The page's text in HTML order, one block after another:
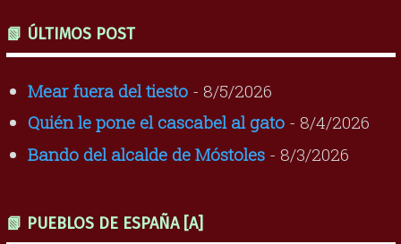
📗 ÚLTIMOS POST
Mear fuera del tiesto- 8/5/2026
Quién le pone el cascabel al gato- 8/4/2026
Bando del alcalde de Móstoles- 8/3/2026
📗 PUEBLOS DE ESPAÑA [A]